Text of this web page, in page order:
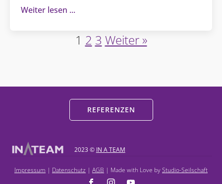
Weiter lesen
1 2 3 Weiter »
REFERENZEN
2023 © IN A TEAM
Impressum | Datenschutz | AGB | Made with Love byStudio-Seilschaft